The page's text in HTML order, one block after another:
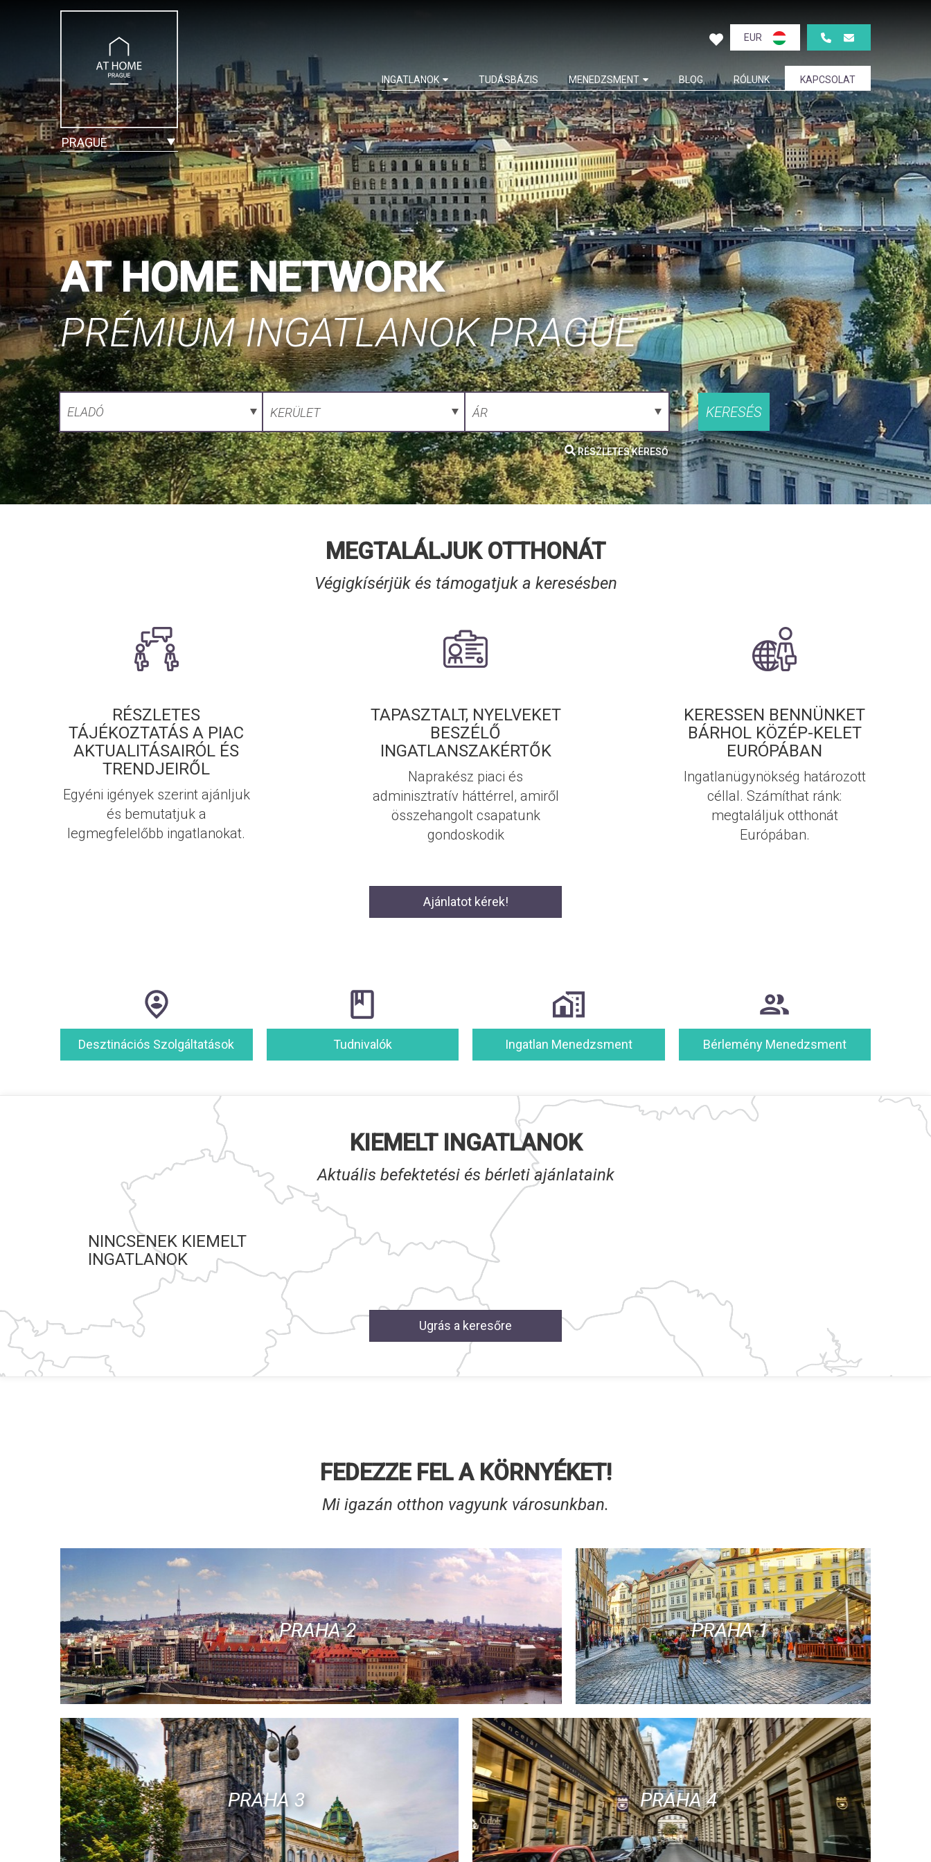
PRAGUE
EUR
INGATLANOK TUDÁSBÁZIS MENEDZSMENT BLOG RÓLUNK KAPCSOLAT
AT HOME NETWORK
PRÉMIUM INGATLANOK PRAGUE
ELADÓ KERÜLET ÁR
RÉSZLETES KERESŐ
KERESÉS
MEGTALÁLJUK OTTHONÁT
Végigkísérjük és támogatjuk a keresésben
RÉSZLETES
TÁJÉKOZTATÁS A PIAC
AKTUALITÁSAIRÓL ÉS
TRENDJEIRŐL
Egyéni igények szerint ajánljuk
és bemutatjuk a
legmegfelelőbb ingatlanokat.
TAPASZTALT, NYELVEKET
BESZÉLŐ
INGATLANSZAKÉRTŐK
Naprakész piaci és
adminisztratív háttérrel, amiről
összehangolt csapatunk
gondoskodik
KERESSEN BENNÜNKET
BÁRHOL KÖZÉP-KELET
EURÓPÁBAN
Ingatlanügynökség határozott
céllal. Számíthat ránk:
megtaláljuk otthonát
Európában.
Ajánlatot kérek!
Desztinációs Szolgáltatások Tudnivalók Ingatlan Menedzsment Bérlemény Menedzsment
KIEMELT INGATLANOK
Aktuális befektetési és bérleti ajánlataink
NINCSENEK KIEMELT
INGATLANOK
Ugrás a keresőre
FEDEZZE FEL A KÖRNYÉKET!
Mi igazán otthon vagyunk városunkban.
PRAHA 2 PRAHA 1
PRAHA 3 PRAHA 4